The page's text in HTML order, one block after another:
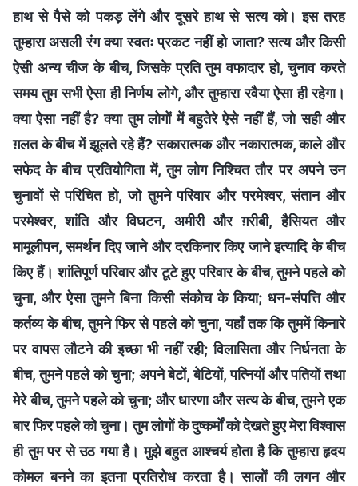
हाथ से पैसे को पकड़ लेंगे और दूसरे हाथ से सत्य को। इस तरह
तुम्हारा असली रंग क्या स्वतः प्रकट नहीं हो जाता? सत्य और किसी
ऐसी अन्य चीज के बीच, जिसके प्रति तुम वफादार हो, चुनाव करते
समय तुम सभी ऐसा ही निर्णय लोगे, और तुम्हारा रवैया ऐसा ही रहेगा।
क्या ऐसा नहीं है? क्या तुम लोगों में बहुतेरे ऐसे नहीं हैं, जो सही और
ग़लत के बीच में झूलते रहे हैं? सकारात्मक और नकारात्मक, काले और
सफेद के बीच प्रतियोगिता में, तुम लोग निश्चित तौर पर अपने उन
चुनावों से परिचित हो, जो तुमने परिवार और परमेश्वर, संतान और
परमेश्वर, शांति और विघटन, अमीरी और ग़रीबी, हैसियत और
मामूलीपन, समर्थन दिए जाने और दरकिनार किए जाने इत्यादि के बीच
किए हैं। शांतिपूर्ण परिवार और टूटे हुए परिवार के बीच, तुमने पहले को
चुना, और ऐसा तुमने बिना किसी संकोच के किया; धन-संपत्ति और
कर्तव्य के बीच, तुमने फिर से पहले को चुना, यहाँ तक कि तुममें किनारे
पर वापस लौटने की इच्छा भी नहीं रही; विलासिता और निर्धनता के
बीच, तुमने पहले को चुना; अपने बेटों, बेटियों, पत्नियों और पतियों तथा
मेरे बीच, तुमने पहले को चुना; और धारणा और सत्य के बीच, तुमने एक
बार फिर पहले को चुना। तुम लोगों के दुष्कर्मों को देखते हुए मेरा विश्वास
ही तुम पर से उठ गया है। मुझे बहुत आश्चर्य होता है कि तुम्हारा हृदय
कोमल बनने का इतना प्रतिरोध करता है। सालों की लगन और